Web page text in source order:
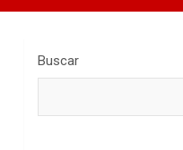
Buscar